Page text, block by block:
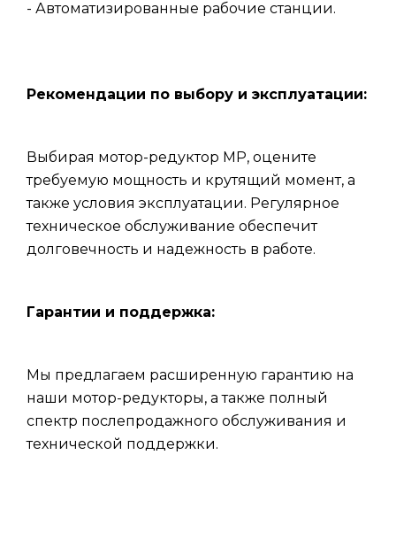
- Автоматизированные рабочие станции.
Рекомендации по выбору и эксплуатации:
Выбирая мотор-редуктор МР, оцените
требуемую мощность и крутящий момент, а
также условия эксплуатации. Регулярное
техническое обслуживание обеспечит
долговечность и надежность в работе.
Гарантии и поддержка:
Мы предлагаем расширенную гарантию на
наши мотор-редукторы, а также полный
спектр послепродажного обслуживания и
технической поддержки.